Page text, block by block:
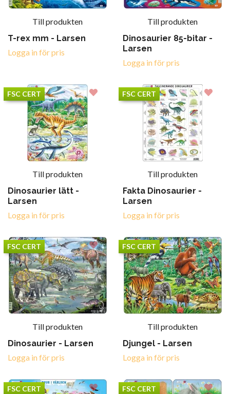
Till produkten
T-rex mm - Larsen
Logga in för pris
Till produkten
Dinosaurier 85-bitar -
Larsen
Logga in för pris
FSC CERT
Till produkten
Dinosaurier lätt -
Larsen
Logga in för pris
FSC CERT
Till produkten
Fakta Dinosaurier -
Larsen
Logga in för pris
FSC CERT
Till produkten
Dinosaurier - Larsen
Logga in för pris
FSC CERT
Till produkten
Djungel - Larsen
Logga in för pris
FSC CERT FSC CERT